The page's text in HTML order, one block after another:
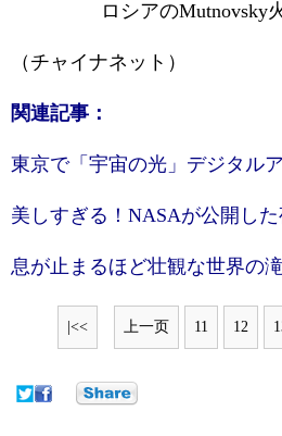
ロシアのMutnovsky
（チャイナネット）
関連記事：
東京で「宇宙の光」デジタル
美しすぎる！NASAが公開し
息が止まるほど壮観な世界の滝
|<< 上一页 11 12